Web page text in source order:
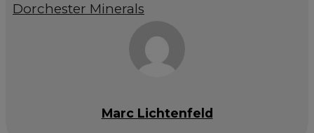
Dorchester Minerals
Marc Lichtenfeld